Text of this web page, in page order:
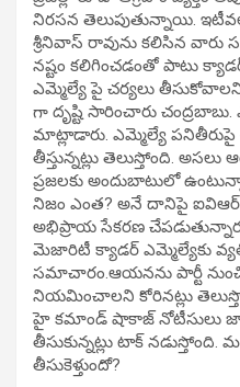
నిరసన తెలుపుతున్నాయి. ఇటీవల
శ్రీనివాస్ రావును కలిసిన వారు
నష్టం కలిగించడంతో పాటు
ఎమ్మెల్యే పై చర్యలు
గా దృష్టి సారించారు
మాట్లాడారు. ఎమ్మెల్యే పనితీరుపై
తీస్తున్నట్లు తెలుస్తోంది.
ప్రజలకు అందుబాటులో
నిజం ఎంత? అనే దానిపై
అభిప్రాయ సేకరణ
మెజారిటీ క్యాడర్ ఎమ్మెల్యేకు
సమాచారం.ఆయనను పార్టీ
నియమించాలని కోరినట్లు
హై కమాండ్ షాకాజ్ నోటీసులు
తీసుకున్నట్లు టాక్
తీసుకెళ్తుందో?